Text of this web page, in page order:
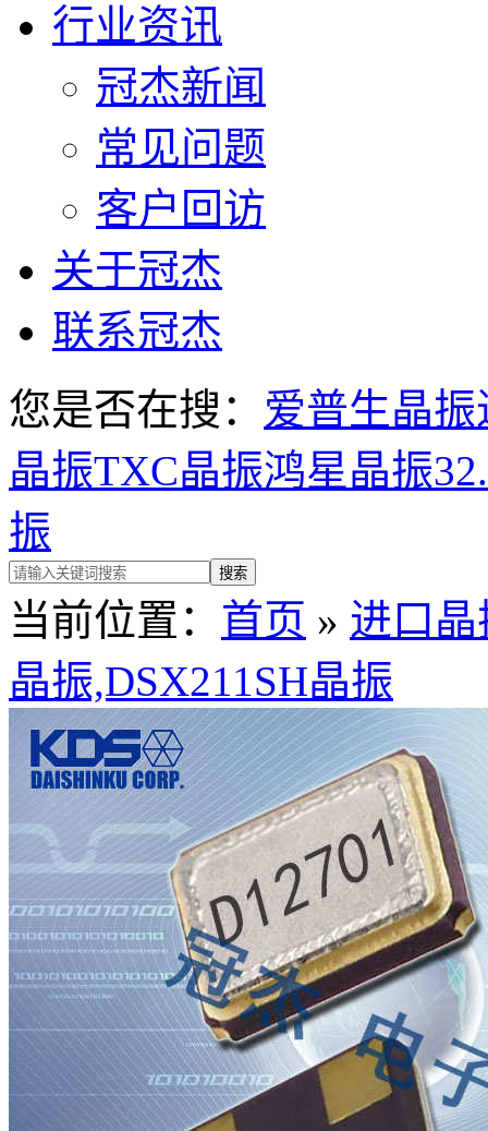
行业资讯
冠杰新闻
常见问题
客户回访
关于冠杰
联系冠杰
您是否在搜： 爱普生晶振
晶振TXC晶振鸿星晶振
振
当前位置： 首页 » 进口晶
晶振,DSX211SH晶振